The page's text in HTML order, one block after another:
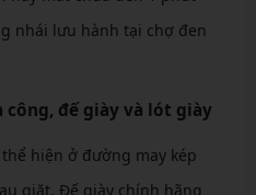
nhái lưu hành tại chợ đen
đế giày và lót giày
hiện ở đường may kép
giặt. Đế giày chính hãng